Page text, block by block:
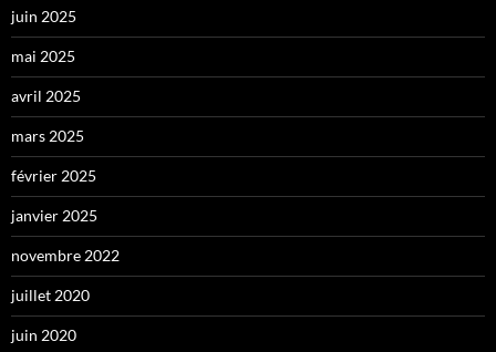
juin 2025
mai 2025
avril 2025
mars 2025
février 2025
janvier 2025
novembre 2022
juillet 2020
juin 2020